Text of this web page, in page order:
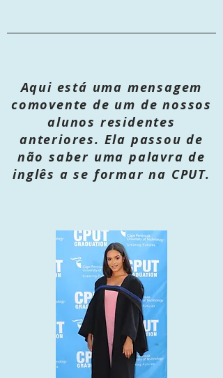
Aqui está uma mensagem
comovente de um de nossos
alunos residentes
anteriores. Ela passou de
não saber uma palavra de
inglês a se formar na CPUT.